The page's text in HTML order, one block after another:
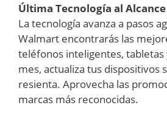
Última Tecnología al
La tecnología avanza a pasos
Walmart encontrarás las
teléfonos inteligentes, tabletas
mes, actualiza tus dispositivos
resienta. Aprovecha las
marcas más reconocidas.